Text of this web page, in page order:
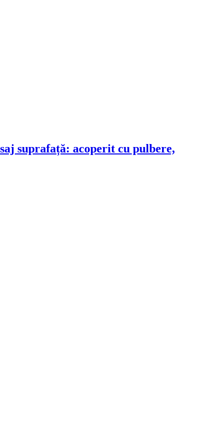
suprafață: acoperit cu pulbere,